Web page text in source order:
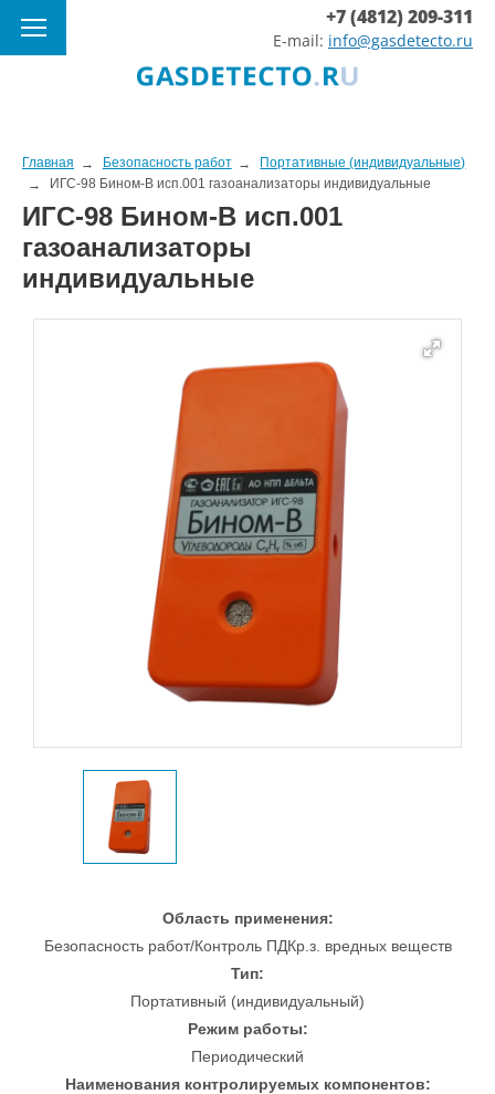
+7 (4812) 209-311
E-mail: info@gasdetecto.ru
Главная Безопасность работ
Портативные (индивидуальные)
ИГС-98 Бином-В исп.001 газоанализаторы индивидуальные
ИГС-98 Бином-В исп.001
газоанализаторы
индивидуальные
Область применения:
Безопасность работ/Контроль ПДКр.з. вредных веществ
Тип:
Портативный (индивидуальный)
Режим работы:
Периодический
Наименования контролируемых компонентов: